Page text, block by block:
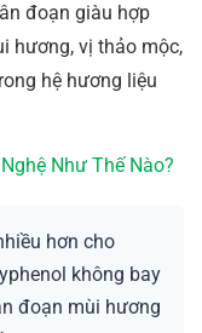
đoạn giàu hợp
hương, vị thảo mộc,
hệ hương liệu
Như Thế Nào?
hơn cho
không bay
đoạn mùi hương